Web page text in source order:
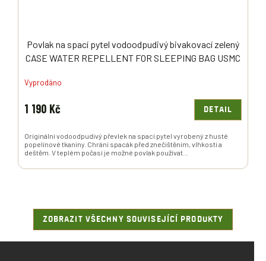
Povlak na spací pytel vodoodpudivý bivakovací zelený
CASE WATER REPELLENT FOR SLEEPING BAG USMC
Vyprodáno
1 190 Kč DETAIL
Originální vodoodpudivý převlek na spací pytel vyrobený z husté
popelínové tkaniny. Chrání spacák před znečištěním, vlhkostí a
deštěm. V teplém počasí je možné povlak používat...
ZOBRAZIT VŠECHNY SOUVISEJÍCÍ PRODUKTY